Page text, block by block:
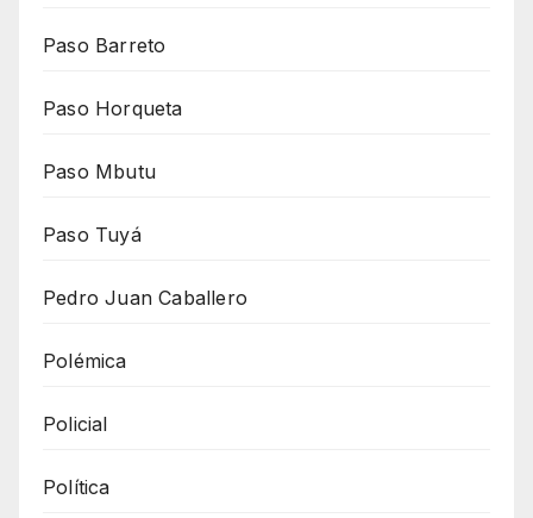
Paso Barreto
Paso Horqueta
Paso Mbutu
Paso Tuyá
Pedro Juan Caballero
Polémica
Policial
Política